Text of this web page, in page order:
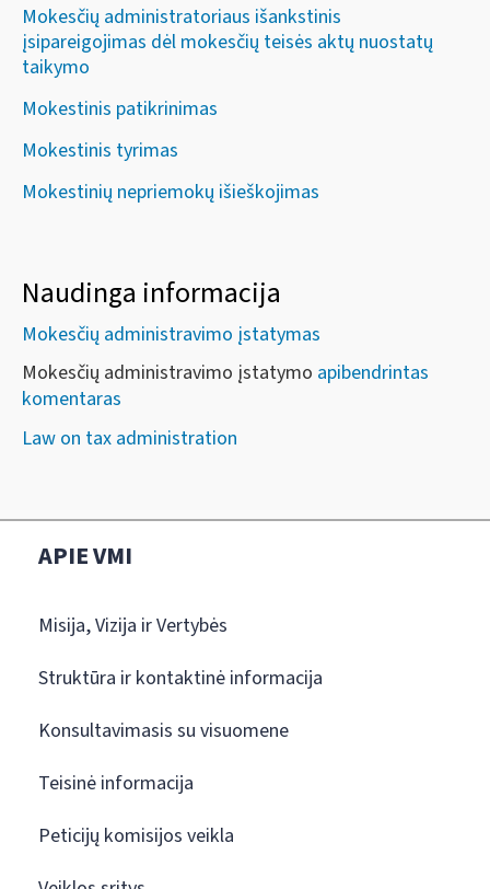
Mokesčių administratoriaus išankstinis
įsipareigojimas dėl mokesčių teisės aktų nuostatų
taikymo
Mokestinis patikrinimas
Mokestinis tyrimas
Mokestinių nepriemokų išieškojimas
Naudinga informacija
Mokesčių administravimo įstatymas
Mokesčių administravimo įstatymo apibendrintas
komentaras
Law on tax administration
APIE VMI
Misija, Vizija ir Vertybės
Struktūra ir kontaktinė informacija
Konsultavimasis su visuomene
Teisinė informacija
Peticijų komisijos veikla